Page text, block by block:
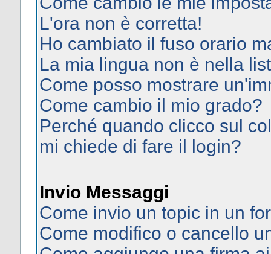
L'ora non è corretta!
Ho cambiato il fuso orario
La mia lingua non è nella
Come posso mostrare
Come cambio il mio grado?
Perché quando clicco sul
mi chiede di fare il login?
Invio Messaggi
Come invio un topic in un
Come modifico o cancello